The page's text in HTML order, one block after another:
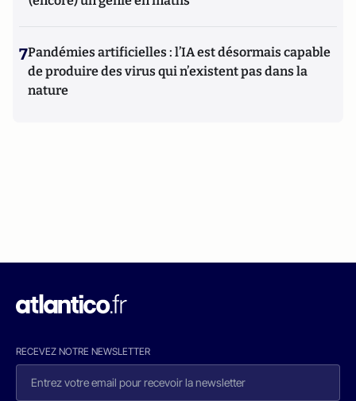
7Pandémies artificielles : l’IA est désormais capable
de produire des virus qui n’existent pas dans la
nature
RECEVEZ NOTRE NEWSLETTER